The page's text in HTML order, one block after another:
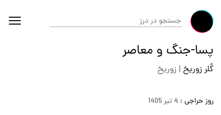
پسا-جنگ و معاصر
کُلر زوریخ | زوریخ
روز حراجی : 4 تير 1405